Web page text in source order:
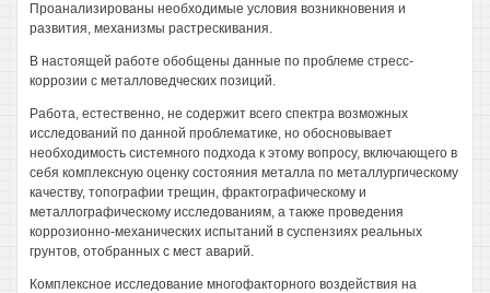
Проанализированы необходимые условия возникновения и
развития, механизмы растрескивания.
В настоящей работе обобщены данные по проблеме стресс-
коррозии с металловедческих позиций.
Работа, естественно, не содержит всего спектра возможных
исследований по данной проблематике, но обосновывает
необходимость системного подхода к этому вопросу, включающего в
себя комплексную оценку состояния металла по металлургическому
качеству, топографии трещин, фрактографическому и
металлографическому исследованиям, а также проведения
коррозионно-механических испытаний в суспензиях реальных
грунтов, отобранных с мест аварий.
Комплексное исследование многофакторного воздействия на